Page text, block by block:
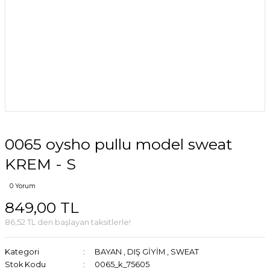
0065 oysho pullu model sweat
KREM - S
0 Yorum
849,00 TL
86,52 TL den başlayan taksitlerle!
Kategori BAYAN , DIŞ GİYİM , SWEAT
Stok Kodu
0065_k_75605